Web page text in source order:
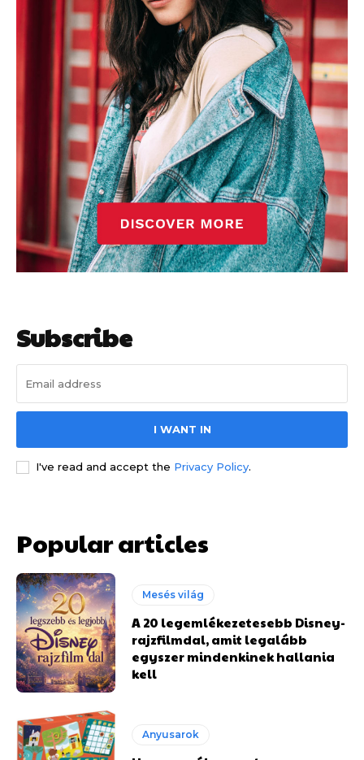
Subscribe
I WANT IN
I've read and accept the Privacy Policy.
Popular articles
Mesés világ
A 20 legemlékezetesebb Disney-
rajzfilmdal, amit legalább
egyszer mindenkinek hallania
kell
Anyusarok